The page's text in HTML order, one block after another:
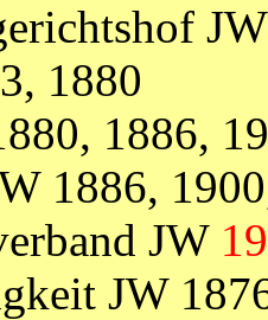
1880
1886,
1886,
JW
JW